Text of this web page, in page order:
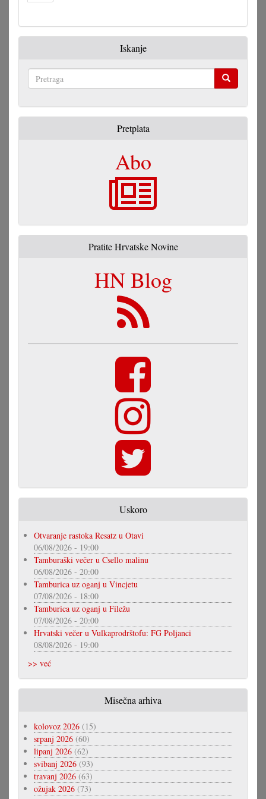
Iskanje
Pretplata
Abo
Pratite Hrvatske Novine
HN Blog
Uskoro
Otvaranje rastoka Resatz u Otavi
06/08/2026 - 19:00
Tamburaški večer u Csello malinu
06/08/2026 - 20:00
Tamburica uz oganj u Vincjetu
07/08/2026 - 18:00
Tamburica uz oganj u Filežu
07/08/2026 - 20:00
Hrvatski večer u Vulkaprodrštofu: FG Poljanci
08/08/2026 - 19:00
>> već
Misečna arhiva
kolovoz 2026 (15)
srpanj 2026 (60)
lipanj 2026 (62)
svibanj 2026 (93)
travanj 2026 (63)
ožujak 2026 (73)